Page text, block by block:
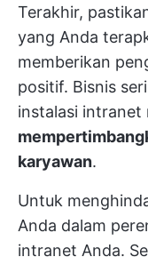
Terakhir,
yang Anda
memberikan
positif. Bisnis
instalasi intranet
karyawan.
Untuk
Anda dalam
intranet Anda.